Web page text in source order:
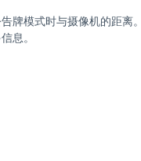
牌模式时与摄像机的距
息。